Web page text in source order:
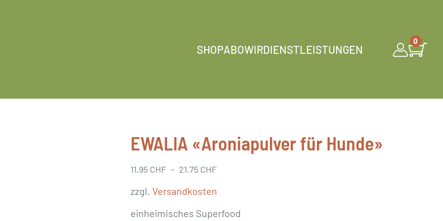
SHOPABOWIRDIENSTLEISTUNGEN
0
EWALIA «Aroniapulver für Hunde»
11.95 CHF – 21.75 CHF
zzgl. Versandkosten
einheimisches Superfood